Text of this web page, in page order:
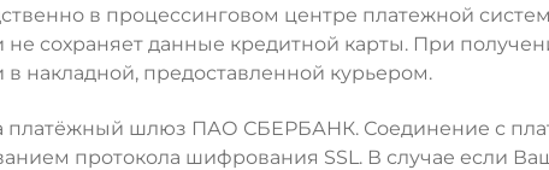
в процессинговом центре платежной
сохраняет данные кредитной карты. При
накладной, предоставленной курьером.
платёжный шлюз ПАО СБЕРБАНК. Соединение с
протокола шифрования SSL. В случае если